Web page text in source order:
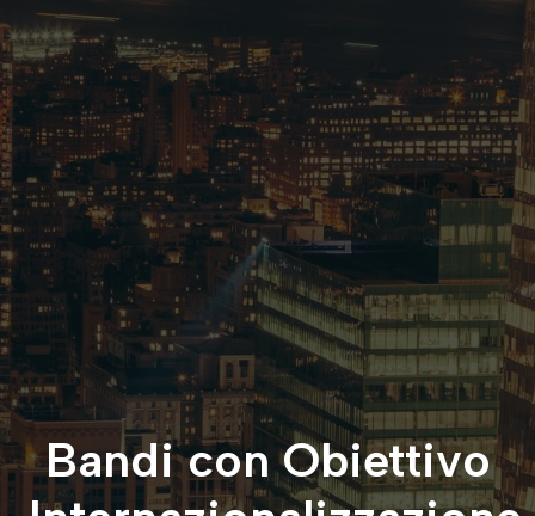
Bandi con Obiettivo